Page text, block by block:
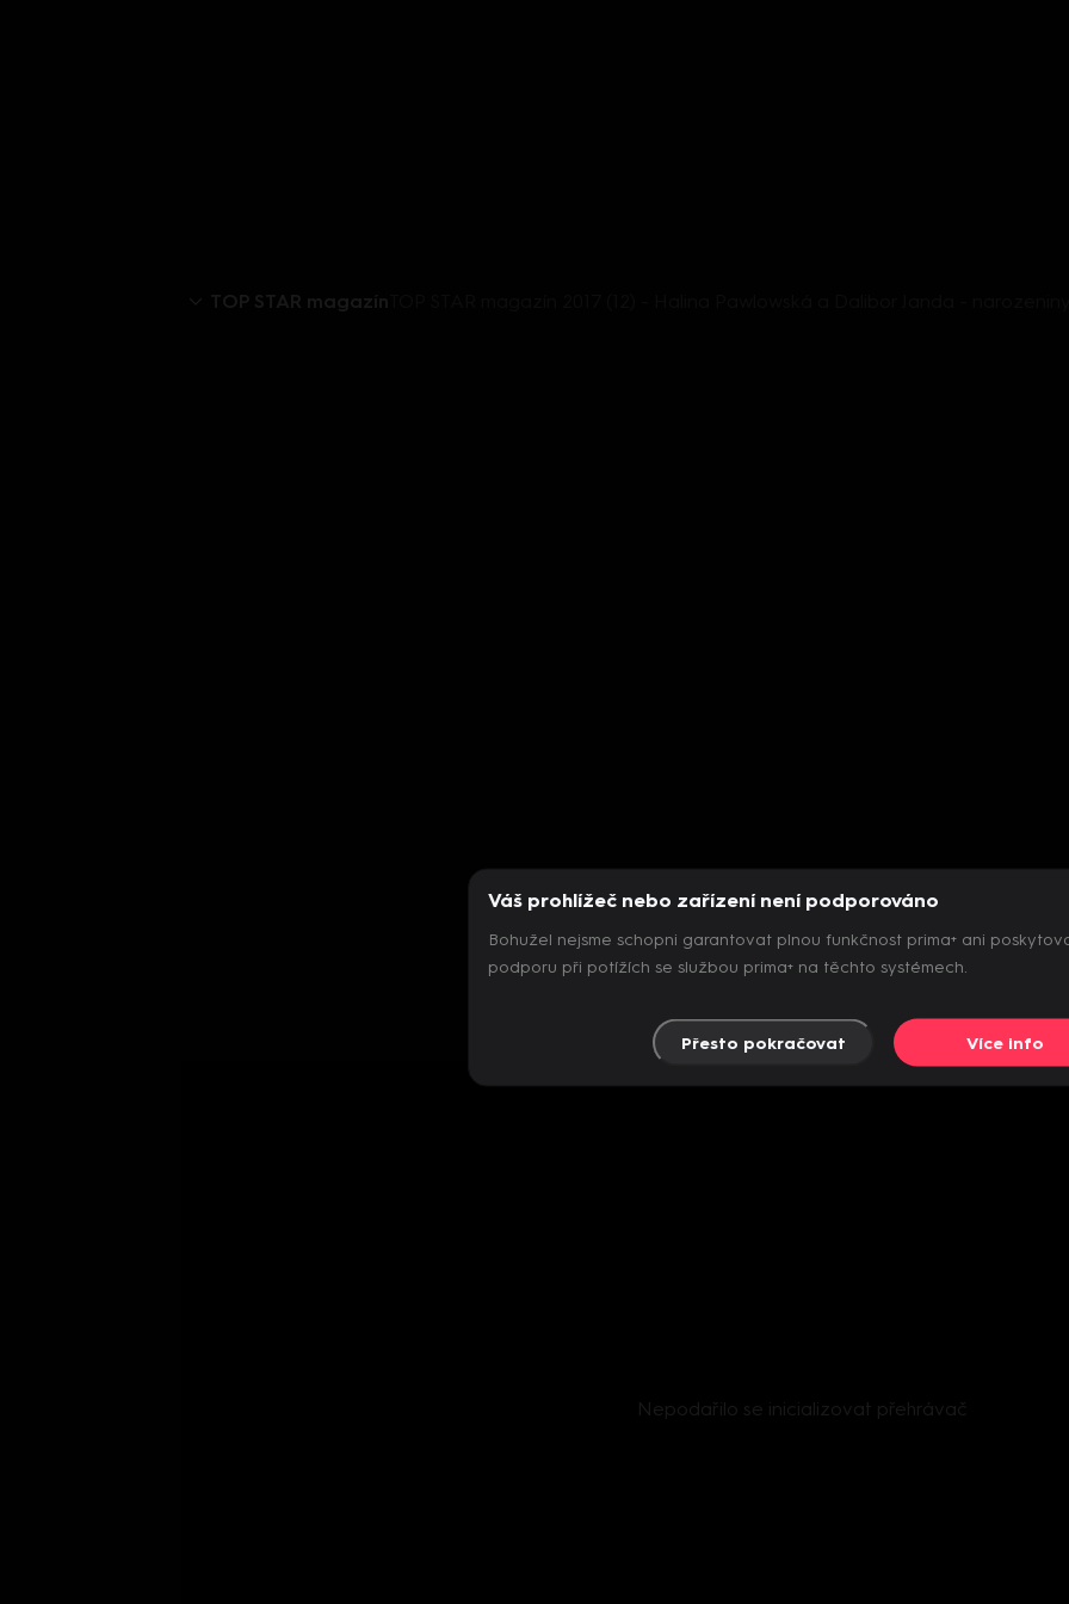
Nepodařilo se inicializovat přehrávač
Váš prohlížeč nebo zařízení není podporováno
Bohužel nejsme schopni garantovat plnou funkčnost prima+ ani
podporu při potížích se službou prima+ na těchto systémech.
Přesto pokračovat Více info